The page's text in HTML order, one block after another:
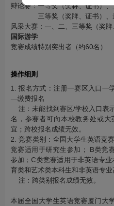
辩论赛：一等奖（奖杯、证书）
三等奖（奖牌、证书）、最
风采大赛：一、二、三等奖（奖牌
国际游学
竞赛成绩特别突出者（约60名）
操作细则
1. 报名方式：注册—赛区入口—
—缴费报名
注：未能找到赛区/学校入口表
名，参赛者可向本校教务处或
宜；跨校报名成绩无效。
2. 竞赛类别：全国大学生英语竞
竞赛适用于研究生参加； B类竞
参加；C类竞赛适用于非英语专
育类和艺术类本科生和非英语专业
注：跨类别报名成绩无效。
本届全国大学生英语竞赛厦门大